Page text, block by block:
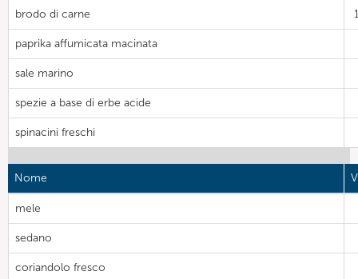
brodo di carne
paprika affumicata macinata
sale marino
spezie a base di erbe acide
spinacini freschi
Nome
mele
sedano
coriandolo fresco